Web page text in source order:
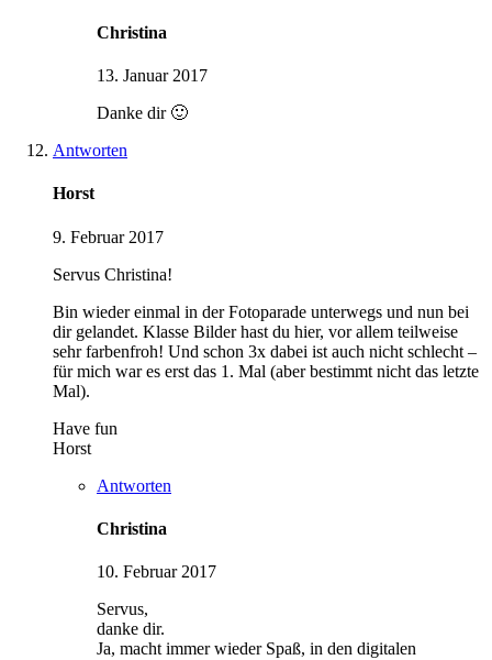
Christina
13. Januar 2017
Danke dir 🙂
Antworten
Horst
9. Februar 2017
Servus Christina!
Bin wieder einmal in der Fotoparade unterwegs und nun bei
dir gelandet. Klasse Bilder hast du hier, vor allem teilweise
sehr farbenfroh! Und schon 3x dabei ist auch nicht schlecht –
für mich war es erst das 1. Mal (aber bestimmt nicht das letzte
Mal).
Have fun
Horst
Antworten
Christina
10. Februar 2017
Servus,
danke dir.
Ja, macht immer wieder Spaß, in den digitalen